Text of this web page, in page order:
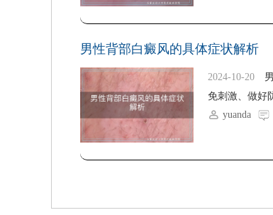
男性背部白癜风的具体症状解析
2024-10-20
免刺激、做好
yuanda